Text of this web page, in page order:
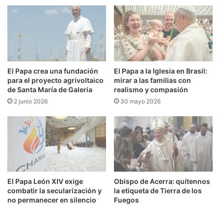
El Papa crea una fundación
para el proyecto agrivoltaico
de Santa María de Galeria
2 junio 2026
El Papa a la Iglesia en Brasil:
mirar a las familias con
realismo y compasión
30 mayo 2026
El Papa León XIV exige
combatir la secularización y
no permanecer en silencio
Obispo de Acerra: quítennos
la etiqueta de Tierra de los
Fuegos